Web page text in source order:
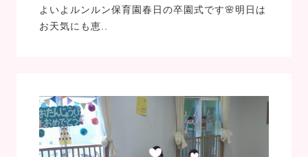
よいよルンルン保育園春日の卒園式です🌸明日は
お天気にも恵..